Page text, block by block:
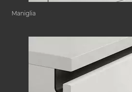
Maniglia